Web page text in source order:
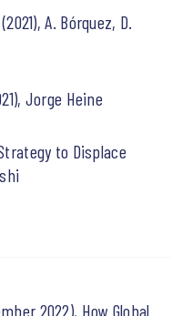
A. Bórquez, D.
Jorge Heine
to Displace
2022), How Global